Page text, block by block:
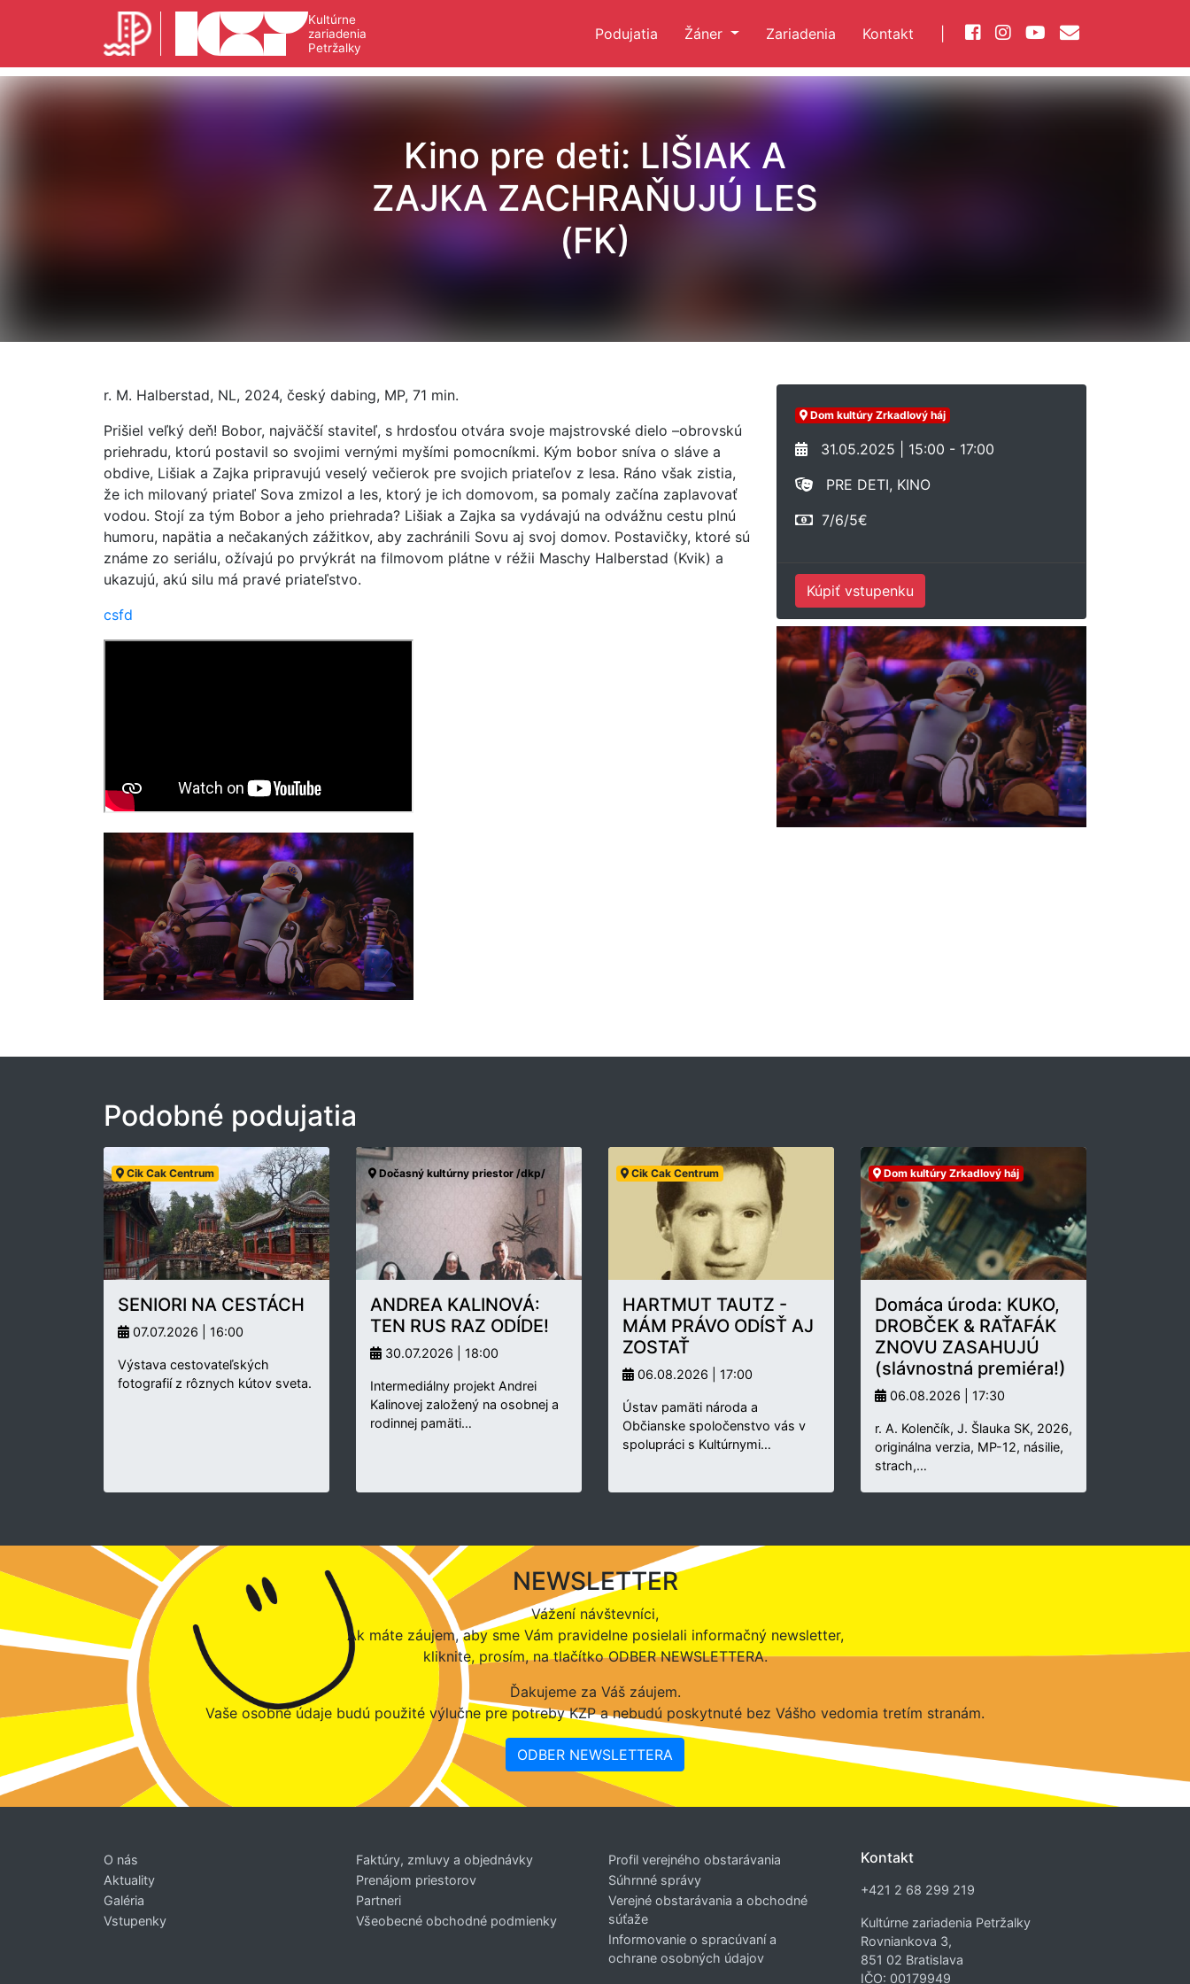
Kultúrne
zariadenia
Petržalky
Podujatia Žáner Zariadenia Kontakt
Kino pre deti: LIŠIAK A
ZAJKA ZACHRAŇUJÚ LES
(FK)
r. M. Halberstad, NL, 2024, český dabing, MP, 71 min.
Prišiel veľký deň! Bobor, najväčší staviteľ, s hrdosťou otvára svoje majstrovské dielo –obrovskú
priehradu, ktorú postavil so svojimi vernými myšími pomocníkmi. Kým bobor sníva o sláve a
obdive, Lišiak a Zajka pripravujú veselý večierok pre svojich priateľov z lesa. Ráno však zistia,
že ich milovaný priateľ Sova zmizol a les, ktorý je ich domovom, sa pomaly začína zaplavovať
vodou. Stojí za tým Bobor a jeho priehrada? Lišiak a Zajka sa vydávajú na odvážnu cestu plnú
humoru, napätia a nečakaných zážitkov, aby zachránili Sovu aj svoj domov. Postavičky, ktoré sú
známe zo seriálu, ožívajú po prvýkrát na filmovom plátne v réžii Maschy Halberstad (Kvik) a
ukazujú, akú silu má pravé priateľstvo.
csfd
Dom kultúry Zrkadlový háj
31.05.2025 | 15:00 - 17:00
PRE DETI, KINO
7/6/5€
Kúpiť vstupenku
Podobné podujatia
Cik Cak Centrum
SENIORI NA CESTÁCH
07.07.2026 | 16:00
Výstava cestovateľských
fotografií z rôznych kútov sveta.
Dočasný kultúrny priestor /dkp/
ANDREA KALINOVÁ:
TEN RUS RAZ ODÍDE!
30.07.2026 | 18:00
Intermediálny projekt Andrei
Kalinovej založený na osobnej a
rodinnej pamäti…
Cik Cak Centrum
HARTMUT TAUTZ -
MÁM PRÁVO ODÍSŤ AJ
ZOSTAŤ
06.08.2026 | 17:00
Ústav pamäti národa a
Občianske spoločenstvo vás v
spolupráci s Kultúrnymi…
Dom kultúry Zrkadlový háj
Domáca úroda: KUKO,
DROBČEK & RAŤAFÁK
ZNOVU ZASAHUJÚ
(slávnostná premiéra!)
06.08.2026 | 17:30
r. A. Kolenčík, J. Šlauka SK, 2026,
originálna verzia, MP-12, násilie,
strach,…
NEWSLETTER
Vážení návštevníci,
Ak máte záujem, aby sme Vám pravidelne posielali informačný newsletter,
kliknite, prosím, na tlačítko ODBER NEWSLETTERA.
Ďakujeme za Váš záujem.
Vaše osobné údaje budú použité výlučne pre potreby KZP a nebudú poskytnuté bez Vášho vedomia tretím stranám.
ODBER NEWSLETTERA
O nás
Aktuality
Galéria
Vstupenky
Faktúry, zmluvy a objednávky
Prenájom priestorov
Partneri
Všeobecné obchodné podmienky
Profil verejného obstarávania
Súhrnné správy
Verejné obstarávania a obchodné
súťaže
Informovanie o spracúvaní a
ochrane osobných údajov
Kontakt
+421 2 68 299 219
Kultúrne zariadenia Petržalky
Rovniankova 3,
851 02 Bratislava
IČO: 00179949